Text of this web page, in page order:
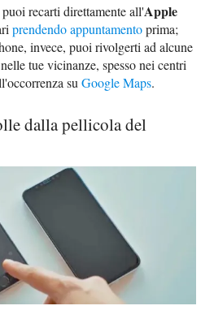
puoi recarti direttamente all'Apple
prendendo appuntamentoprima;
invece, puoi rivolgerti ad alcune
tue vicinanze, spesso nei centri
suGoogle Maps.
dalla pellicola del